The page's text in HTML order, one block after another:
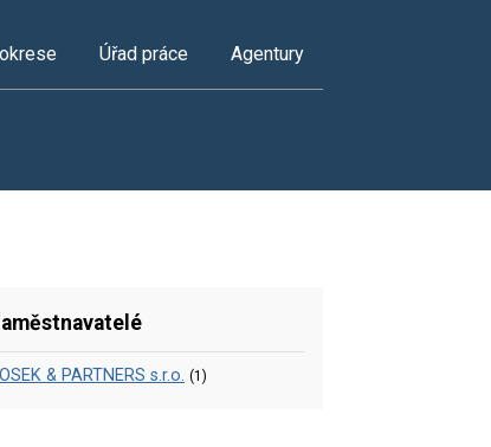
Úřad práce Agentury
& PARTNERS s.r.o. (1)